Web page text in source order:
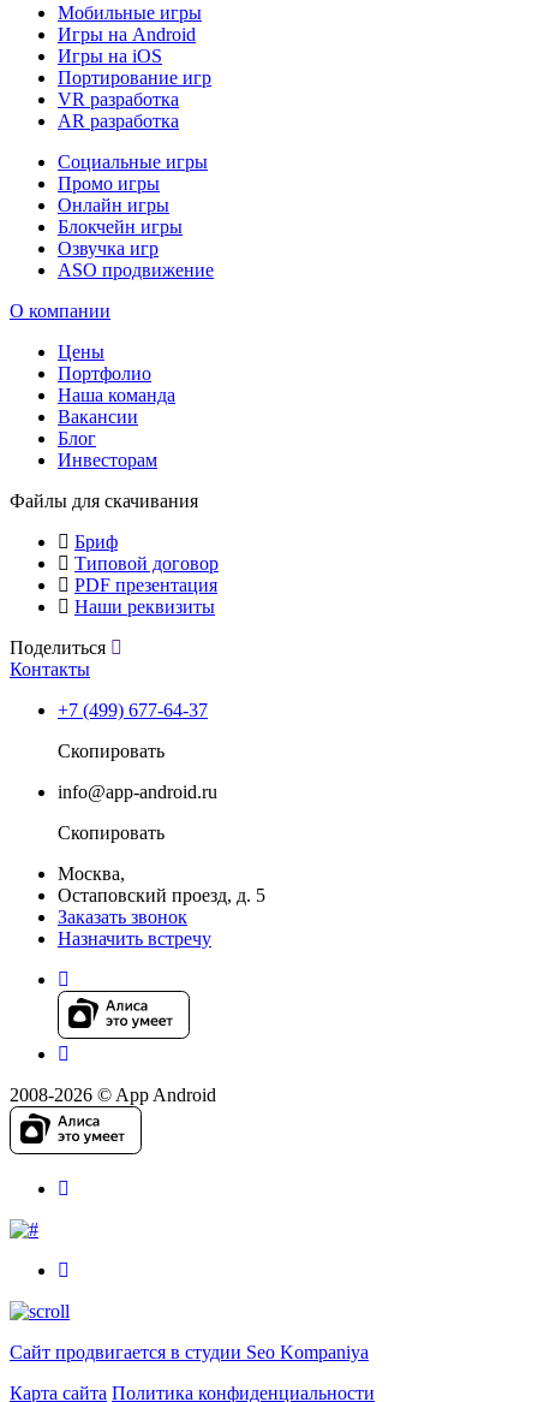
Мобильные игры
Игры на Android
Игры на iOS
Портирование игр
VR разработка
AR разработка
Социальные игры
Промо игры
Онлайн игры
Блокчейн игры
Озвучка игр
ASO продвижение
О компании
Цены
Портфолио
Наша команда
Вакансии
Блог
Инвесторам
Файлы для скачивания
Бриф
Типовой договор
PDF презентация
Наши реквизиты
Поделиться
Контакты
+7 (499) 677-64-37
Скопировать
info@app-android.ru
Скопировать
Москва,
Остаповский проезд, д. 5
Заказать звонок
Назначить встречу
2008-2026 © App Android
Сайт продвигается в студии Seo Kompaniya
Карта сайта Политика конфиденциальности